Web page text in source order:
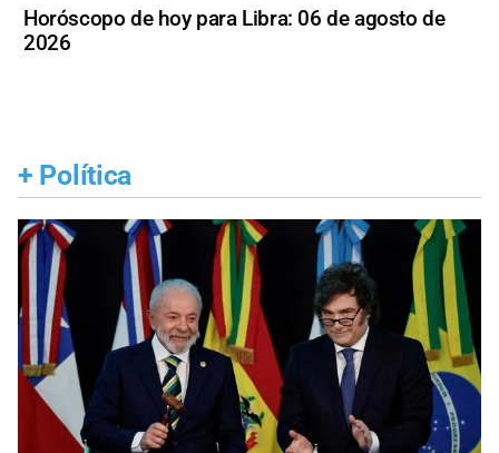
Horóscopo de hoy para Libra: 06 de agosto de
2026
+ Política